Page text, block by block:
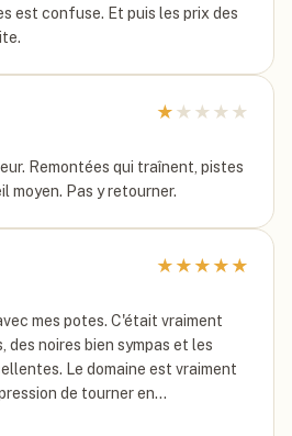
est confuse. Et puis les prix des
★ ★ ★ ★ ★
Remontées qui traînent, pistes
moyen. Pas y retourner.
★ ★ ★ ★ ★
mes potes. C'était vraiment
des noires bien sympas et les
Le domaine est vraiment
de tourner en…